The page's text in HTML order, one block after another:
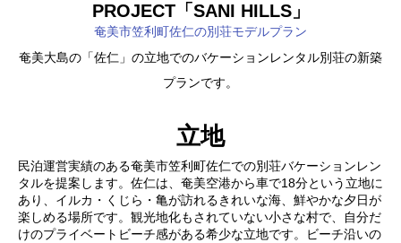
別荘を持っても「同じ景色で飽きた。」となりにくい「多様な楽
しみ方ができる」島です。
PROJECT「SANI HILLS」
奄美市笠利町佐仁の別荘モデルプラン
奄美大島の「佐仁」の立地でのバケーションレンタル別荘の新築
プランです。
立地
民泊運営実績のある奄美市笠利町佐仁での別荘バケーションレン
タルを提案します。佐仁は、奄美空港から車で18分という立地に
あり、イルカ・くじら・亀が訪れるきれいな海、鮮やかな夕日が
楽しめる場所です。観光地化もされていない小さな村で、自分だ
けのプライベートビーチ感がある希少な立地です。ビーチ沿いの